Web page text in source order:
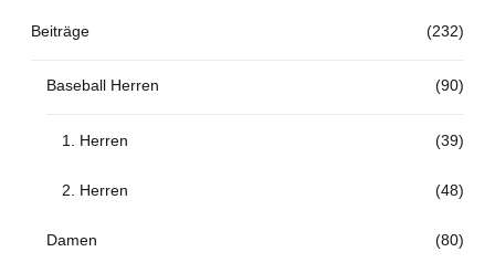
Beiträge (232)
Baseball Herren (90)
1. Herren (39)
2. Herren (48)
Damen (80)